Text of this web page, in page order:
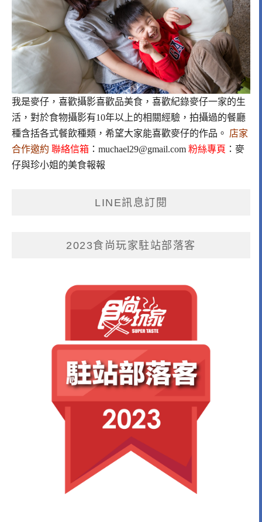
我是麥仔，喜歡攝影喜歡品美食，喜歡紀錄麥仔一家的生
活，對於食物攝影有10年以上的相關經驗，拍攝過的餐廳
種含括各式餐飲種類，希望大家能喜歡麥仔的作品。 店家
合作邀約 聯絡信箱 ： muchael29@gmail.com 粉絲專頁 ： 麥
仔與珍小姐的美食報報
LINE訊息訂閱
2023食尚玩家駐站部落客